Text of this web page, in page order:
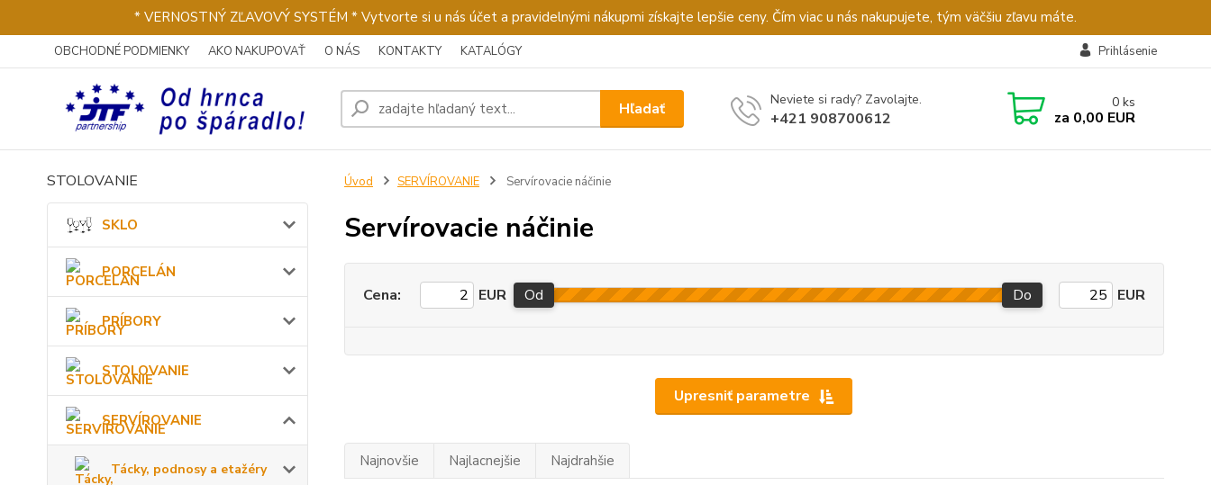
* VERNOSTNÝ ZĽAVOVÝ SYSTÉM * Vytvorte si u nás účet a pravidelnými nákupmi získajte lepšie ceny. Čím viac u nás nakupujete, tým väčšiu zľavu máte.
OBCHODNÉ PODMIENKY AKO NAKUPOVAŤ O NÁS KONTAKTY KATALÓGY Prihlásenie
Hľadať Neviete si rady? Zavolajte.
+421 908700612
0 ks
za 0,00 EUR
STOLOVANIE
SKLO
PORCELÁN
PRÍBORY
STOLOVANIE
SERVÍROVANIE
Tácky, podnosy a etažéry
Úvod SERVÍROVANIE Servírovacie náčinie
Servírovacie náčinie
Upresniť parametre
Cena: EUR Od Do EUR
Najnovšie Najlacnejšie Najdrahšie